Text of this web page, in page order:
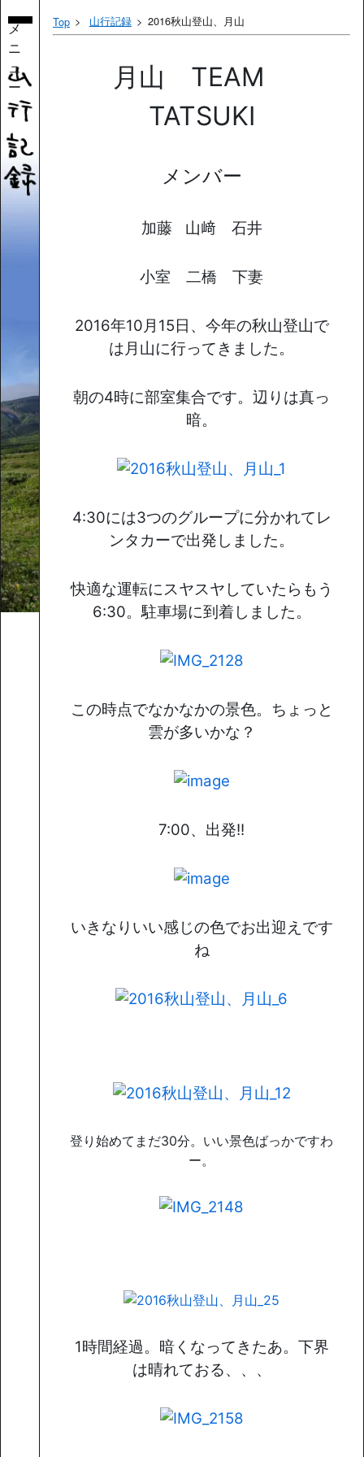
メ
ニ
ュ
ー
Top 山行記録 2016秋山登山、月山
月山 TEAM
TATSUKI
メンバー
加藤 山﨑 石井
小室 二橋 下妻
2016年10月15日、今年の秋山登山で
は月山に行ってきました。
朝の4時に部室集合です。辺りは真っ
暗。
4:30には3つのグループに分かれてレ
ンタカーで出発しました。
快適な運転にスヤスヤしていたらもう
6:30。駐車場に到着しました。
この時点でなかなかの景色。ちょっと
雲が多いかな？
7:00、出発!!
いきなりいい感じの色でお出迎えです
ね
登り始めてまだ30分。いい景色ばっかですわ
ー。
1時間経過。暗くなってきたあ。下界
は晴れておる、、、